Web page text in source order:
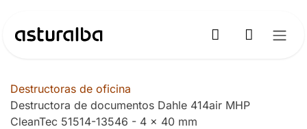
Destructoras de oficina
Destructora de documentos Dahle 414air MHP
CleanTec 51514-13546 - 4 x 40 mm